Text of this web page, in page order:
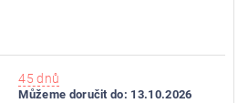
45 dnů
Můžeme doručit do: 13.10.2026